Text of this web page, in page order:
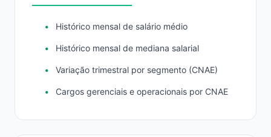
Histórico mensal de salário médio
Histórico mensal de mediana salarial
Variação trimestral por segmento (CNAE)
Cargos gerenciais e operacionais por CNAE